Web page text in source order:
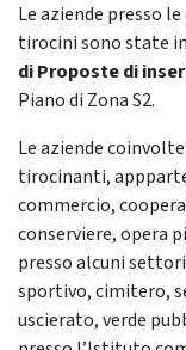
Le aziende presso
tirocini sono state
di Proposte di
Piano di Zona S2.
Le aziende
tirocinanti,
commercio,
conserviere, opera
presso alcuni
sportivo, cimitero,
uscierato, verde